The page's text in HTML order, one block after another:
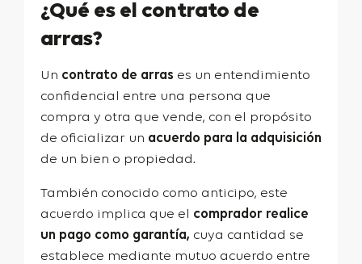
¿Qué es el contrato de
arras?
Un contrato de arras es un entendimiento
confidencial entre una persona que
compra y otra que vende, con el propósito
de oficializar un acuerdo para la adquisición
de un bien o propiedad.
También conocido como anticipo, este
acuerdo implica que el comprador realice
un pago como garantía, cuya cantidad se
establece mediante mutuo acuerdo entre